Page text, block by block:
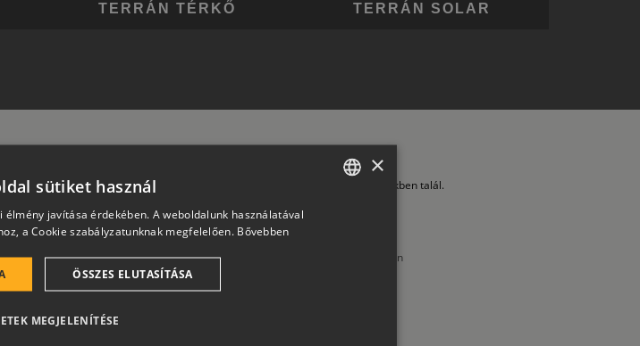
TERRÁN TÉRKŐ TERRÁN SOLAR
a Garanciaoldalon és az onnan letölthető Általános Szerződési Feltételeinkben talál.
a 2025. március és 2026 február között Magyarországon, négyzetméterben
Copyright © 2026, Nielsen Consumer, LLC.
×
sütiket használ
javítása érdekében. A weboldalunk használatával
a Cookie szabályzatunknak megfelelően. Bővebben
ÖSSZES ELUTASÍTÁSA
MEGJELENÍTÉSE